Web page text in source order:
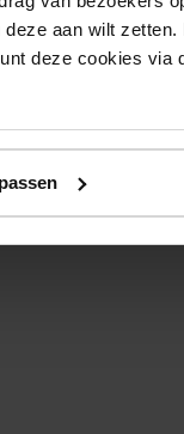
aan wilt zetten.
deze cookies via